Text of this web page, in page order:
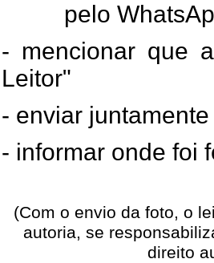
pelo
- mencionar que
Leitor"
- enviar
- informar onde foi
(Com o envio da foto, o
autoria, se
direito